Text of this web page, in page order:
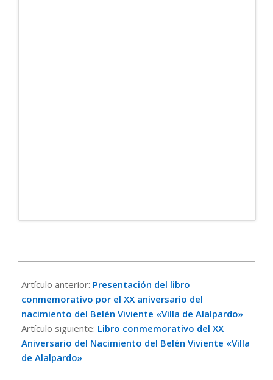
12-
18
Artículo anterior: Presentación del libro
conmemorativo por el XX aniversario del
nacimiento del Belén Viviente «Villa de Alalpardo»
Artículo siguiente: Libro conmemorativo del XX
Aniversario del Nacimiento del Belén Viviente «Villa
de Alalpardo»